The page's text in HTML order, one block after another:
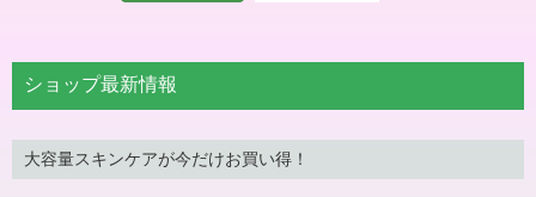
ショップ最新情報
大容量スキンケアが今だけお買い得！